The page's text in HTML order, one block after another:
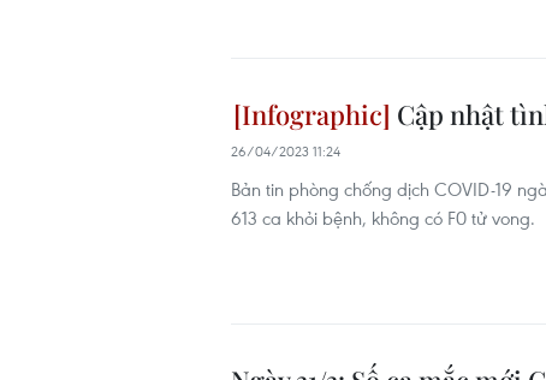
Cập nhật
26/04/2023 11:24
Bản tin phòng chống dịch COVID-19
613 ca khỏi bệnh, không có F0 tử vong.